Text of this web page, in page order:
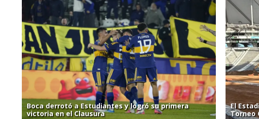
Boca derrotó a Estudiantes y logró su primera
victoria en el Clausura
El
Torneo